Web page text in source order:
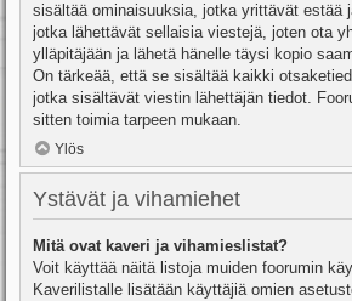
sisältää ominaisuuksia, jotka yrittävät estää
jotka lähettävät sellaisia viestejä, joten ota
ylläpitäjään ja lähetä hänelle täysi kopio
On tärkeää, että se sisältää kaikki
jotka sisältävät viestin lähettäjän tiedot.
sitten toimia tarpeen mukaan.
Ylös
Ystävät ja vihamiehet
Mitä ovat kaveri ja vihamieslistat?
Voit käyttää näitä listoja muiden foorumin
Kaverilistalle lisätään käyttäjiä omien